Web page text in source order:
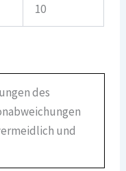
10
des
und